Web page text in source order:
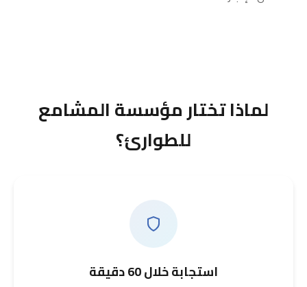
لماذا تختار مؤسسة المشامع
للطوارئ؟
استجابة خلال 60 دقيقة